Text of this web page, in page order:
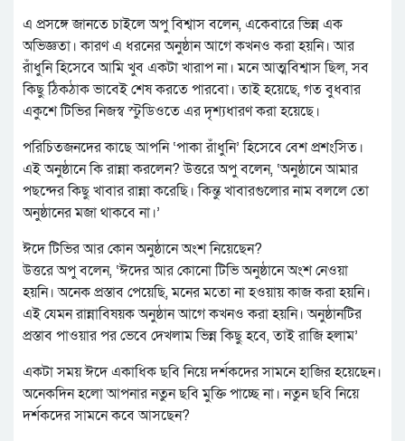
এ প্রসঙ্গে জানতে চাইলে অপু বিশ্বাস বলেন, একেবারে ভিন্ন এক
অভিজ্ঞতা। কারণ এ ধরনের অনুষ্ঠান আগে কখনও করা হয়নি। আর
রাঁধুনি হিসেবে আমি খুব একটা খারাপ না। মনে আত্মবিশ্বাস ছিল, সব
কিছু ঠিকঠাক ভাবেই শেষ করতে পারবো। তাই হয়েছে, গত বুধবার
একুশে টিভির নিজস্ব স্টুডিওতে এর দৃশ্যধারণ করা হয়েছে।
পরিচিতজনদের কাছে আপনি ‘পাকা রাঁধুনি’ হিসেবে বেশ প্রশংসিত।
এই অনুষ্ঠানে কি রান্না করলেন? উত্তরে অপু বলেন, ‘অনুষ্ঠানে আমার
পছন্দের কিছু খাবার রান্না করেছি। কিন্তু খাবারগুলোর নাম বললে তো
অনুষ্ঠানের মজা থাকবে না।’
ঈদে টিভির আর কোন অনুষ্ঠানে অংশ নিয়েছেন?
উত্তরে অপু বলেন, ‘ঈদের আর কোনো টিভি অনুষ্ঠানে অংশ নেওয়া
হয়নি। অনেক প্রস্তাব পেয়েছি, মনের মতো না হওয়ায় কাজ করা হয়নি।
এই যেমন রান্নাবিষয়ক অনুষ্ঠান আগে কখনও করা হয়নি। অনুষ্ঠানটির
প্রস্তাব পাওয়ার পর ভেবে দেখলাম ভিন্ন কিছু হবে, তাই রাজি হলাম’
একটা সময় ঈদে একাধিক ছবি নিয়ে দর্শকদের সামনে হাজির হয়েছেন।
অনেকদিন হলো আপনার নতুন ছবি মুক্তি পাচ্ছে না। নতুন ছবি নিয়ে
দর্শকদের সামনে কবে আসছেন?